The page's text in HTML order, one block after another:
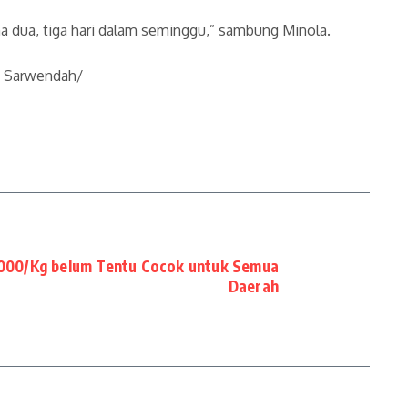
dua, tiga hari dalam seminggu,” sambung Minola.
Sarwendah/
Kg belum Tentu Cocok untuk Semua
Daerah